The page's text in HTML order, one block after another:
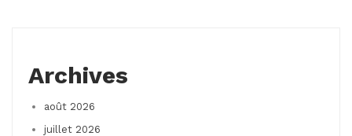
Archives
août 2026
juillet 2026